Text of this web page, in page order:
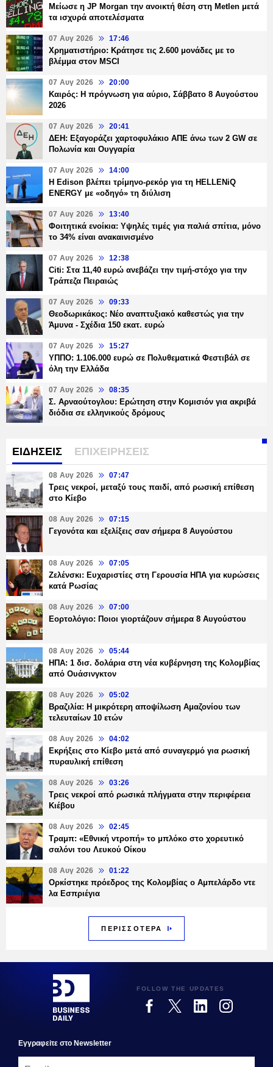
Μείωσε η JP Morgan την ανοικτή θέση στη Metlen μετά
τα ισχυρά αποτελέσματα
07 Αυγ 2026 17:46
Χρηματιστήριο: Κράτησε τις 2.600 μονάδες με το
βλέμμα στον MSCI
07 Αυγ 2026 20:00
Καιρός: Η πρόγνωση για αύριο, Σάββατο 8 Αυγούστου
2026
07 Αυγ 2026 20:41
ΔΕΗ: Εξαγοράζει χαρτοφυλάκιο ΑΠΕ άνω των 2 GW σε
Πολωνία και Ουγγαρία
07 Αυγ 2026 14:00
Η Edison βλέπει τρίμηνο-ρεκόρ για τη HELLENiQ
ENERGY με «οδηγό» τη διύλιση
07 Αυγ 2026 13:40
Φοιτητικά ενοίκια: Υψηλές τιμές για παλιά σπίτια, μόνο
το 34% είναι ανακαινισμένο
07 Αυγ 2026 12:38
Citi: Στα 11,40 ευρώ ανεβάζει την τιμή-στόχο για την
Τράπεζα Πειραιώς
07 Αυγ 2026 09:33
Θεοδωρικάκος: Νέο αναπτυξιακό καθεστώς για την
Άμυνα - Σχέδια 150 εκατ. ευρώ
07 Αυγ 2026 15:27
ΥΠΠΟ: 1.106.000 ευρώ σε Πολυθεματικά Φεστιβάλ σε
όλη την Ελλάδα
07 Αυγ 2026 08:35
Σ. Αρναούτογλου: Ερώτηση στην Κομισιόν για ακριβά
διόδια σε ελληνικούς δρόμους
ΕΙΔΗΣΕΙΣ ΕΠΙΧΕΙΡΗΣΕΙΣ
08 Αυγ 2026 07:47
Τρεις νεκροί, μεταξύ τους παιδί, από ρωσική επίθεση
στο Κίεβο
08 Αυγ 2026 07:15
Γεγονότα και εξελίξεις σαν σήμερα 8 Αυγούστου
08 Αυγ 2026 07:05
Ζελένσκι: Ευχαριστίες στη Γερουσία ΗΠΑ για κυρώσεις
κατά Ρωσίας
08 Αυγ 2026 07:00
Εορτολόγιο: Ποιοι γιορτάζουν σήμερα 8 Αυγούστου
08 Αυγ 2026 05:44
ΗΠΑ: 1 δισ. δολάρια στη νέα κυβέρνηση της Κολομβίας
από Ουάσινγκτον
08 Αυγ 2026 05:02
Βραζιλία: Η μικρότερη αποψίλωση Αμαζονίου των
τελευταίων 10 ετών
08 Αυγ 2026 04:02
Εκρήξεις στο Κίεβο μετά από συναγερμό για ρωσική
πυραυλική επίθεση
08 Αυγ 2026 03:26
Τρεις νεκροί από ρωσικά πλήγματα στην περιφέρεια
Κιέβου
08 Αυγ 2026 02:45
Τραμπ: «Εθνική ντροπή» το μπλόκο στο χορευτικό
σαλόνι του Λευκού Οίκου
08 Αυγ 2026 01:22
Ορκίστηκε πρόεδρος της Κολομβίας ο Αμπελάρδο ντε
λα Εσπριέγια
ΠΕΡΙΣΣΟΤΕΡΑ
FOLLOW THE UPDATES
Εγγραφεiτε στο Newsletter